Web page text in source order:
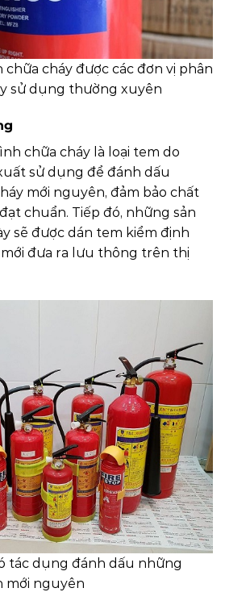
cháy được các đơn vị phân
sử dụng thường xuyên
chữa cháy là loại tem do
sử dụng để đánh dấu
mới nguyên, đảm bảo chất
chuẩn. Tiếp đó, những sản
sẽ được dán tem kiểm định
mới đưa ra lưu thông trên thị
tác dụng đánh dấu những
mới nguyên